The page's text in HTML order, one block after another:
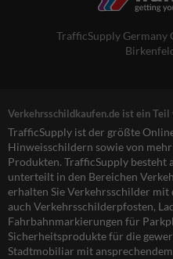
TrafficSupply Germany
Verkehrsschildkaufen.de ist ein Teil
TrafficSupply ist der größte
Hinweisschildern sowie von
Produkten. TrafficSupply besteht
unterteilt in den Bereichen
erhalten Sie Verkehrsschilder mit
auch Verkehrsschilderpfosten,
Fahrbahnmarkierungen für
Sicherheitsprodukte für die
Stadtmobiliar mit